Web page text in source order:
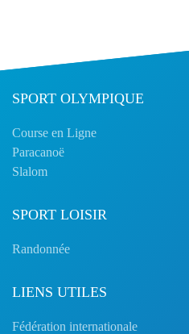
SPORT OLYMPIQUE
Course en Ligne
Paracanoë
Slalom
SPORT LOISIR
Randonnée
LIENS UTILES
Fédération internationale